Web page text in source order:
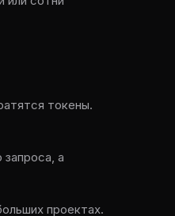
токены.
а
проектах.